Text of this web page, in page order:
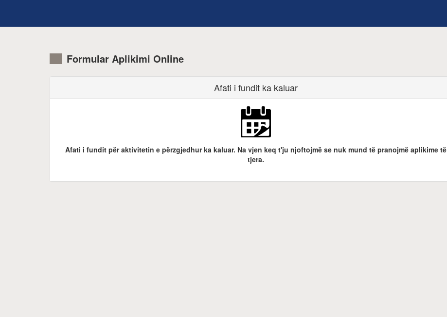
Formular Aplikimi Online
Afati i fundit ka kaluar
Afati i fundit për aktivitetin e përzgjedhur ka kaluar. Na vjen keq t'ju njoftojmë se nuk mund të pranojmë aplikime të
tjera.